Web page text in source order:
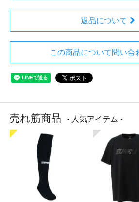
返品について
この商品について問い合
売れ筋商品 - 人気アイテム -